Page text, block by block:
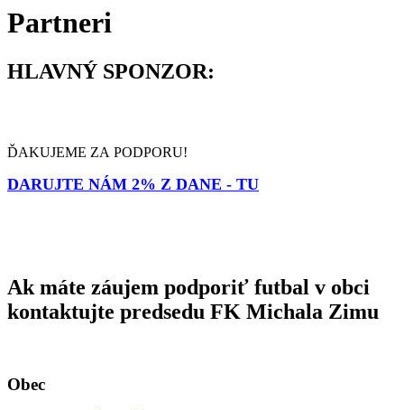
Partneri
HLAVNÝ SPONZOR:
ĎAKUJEME ZA PODPORU!
DARUJTE NÁM 2% Z DANE - TU
Ak máte záujem podporiť futbal v obci
kontaktujte predsedu FK Michala Zimu
Obec